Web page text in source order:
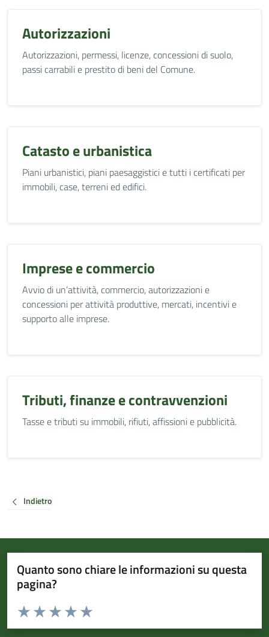
Autorizzazioni
Autorizzazioni, permessi, licenze, concessioni di suolo,
passi carrabili e prestito di beni del Comune.
Catasto e urbanistica
Piani urbanistici, piani paesaggistici e tutti i certificati per
immobili, case, terreni ed edifici.
Imprese e commercio
Avvio di un’attività, commercio, autorizzazioni e
concessioni per attività produttive, mercati, incentivi e
supporto alle imprese.
Tributi, finanze e contravvenzioni
Tasse e tributi su immobili, rifiuti, affissioni e pubblicità.
Indietro
Quanto sono chiare le informazioni su questa
pagina?
Valuta da 1 a 5 stelle la pagina
Valuta 5 stelle su 5
Valuta 4 stelle su 5
Valuta 3 stelle su 5
Valuta 2 stelle su 5
Valuta 1 stelle su 5